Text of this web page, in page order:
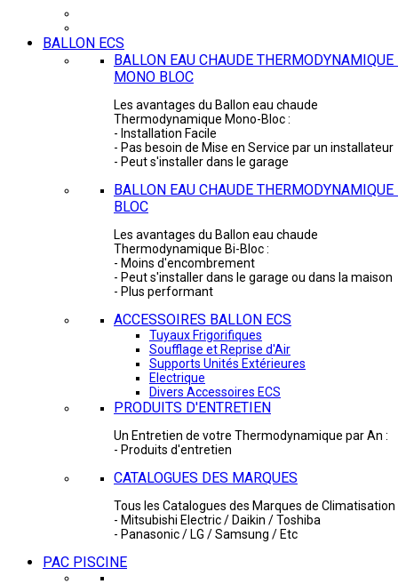
BALLON ECS
BALLON EAU CHAUDE THERMODYNAMIQUE
MONO BLOC
Les avantages du Ballon eau chaude
Thermodynamique Mono-Bloc :
- Installation Facile
- Pas besoin de Mise en Service par un installateur
- Peut s'installer dans le garage
BALLON EAU CHAUDE
BLOC
Les avantages du Ballon eau chaude
Thermodynamique Bi-Bloc :
- Moins d'encombrement
- Peut s'installer dans le garage ou dans la maison
- Plus performant
ACCESSOIRES BALLON ECS
Tuyaux Frigorifiques
Soufflage et Reprise d'Air
Supports Unités Extérieures
Electrique
Divers Accessoires ECS
PRODUITS D'ENTRETIEN
Un Entretien de votre Thermodynamique par An :
- Produits d'entretien
CATALOGUES DES MARQUES
Tous les Catalogues des Marques de Climatisation
- Mitsubishi Electric / Daikin / Toshiba
- Panasonic / LG / Samsung / Etc
PAC PISCINE